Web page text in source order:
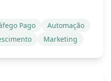
Pago
Automação
Marketing